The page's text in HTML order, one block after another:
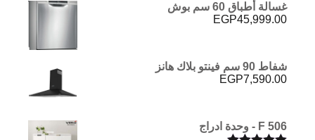
غسالة أطباق 60 سم بوش
EGP45,999.00
شفاط 90 سم فينتو بلاك هانز
EGP7,590.00
F 506 - وحدة ادراج